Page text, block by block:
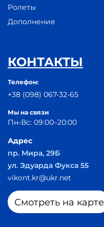
Ролеты
Дополнение
КОНТАКТЫ
Телефон:
+38 (098) 067-32-65
Мы на связи
Пн-Вс: 09:00–20:00
Адрес
пр. Мира, 29Б
ул. Эдуарда Фукса 55
vikont.kr@ukr.net
Смотреть на карте